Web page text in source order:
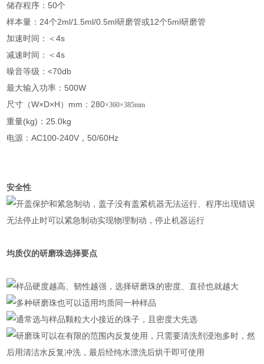
储存程序：50个
样本量：24个2ml/1.5ml/0.5ml研磨管或12个5ml研磨管
加速时间：＜4s
减速时间：＜4s
噪音等级：<70db
最大输入功率：500W
尺寸（W×D×H）mm：280×360×385mm
重量(kg)：25.0kg
电源：AC100-240V，50/60Hz
安全性
开盖保护和紧急制动，盖子没有盖紧机器无法运行、程序出现错误
无法停止时可以紧急制动实现物理制动，停止机器运行
均质仪的研磨珠选择要点
样品硬度越高、韧性越强，选择研磨珠的密度、直径也就越大
多种研磨珠也可以适用均质同一种样品
通常选与样品颗粒大小接近的珠子，且密度大先选
研磨珠可以在有限的范围内反复使用，只需要清洗剂浸泡多时，然
后用清洁水反复冲洗，最后经纯水漂洗后烘干即可使用